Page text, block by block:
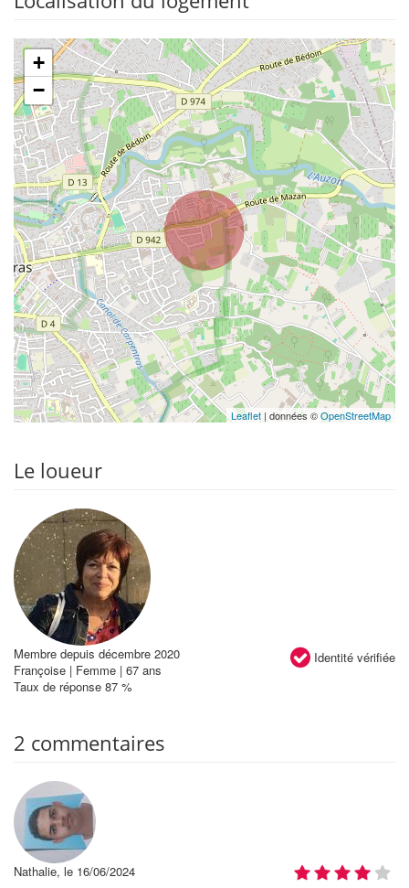
+
−
Leaflet | données ©OpenStreetMap
Le loueur
Identité vérifiée
Membre depuis décembre 2020
Françoise | Femme | 67 ans
Taux de réponse 87 %
2 commentaires
Nathalie, le 16/06/2024